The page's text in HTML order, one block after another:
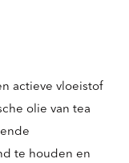
actieve vloeistof
olie van tea
te houden en